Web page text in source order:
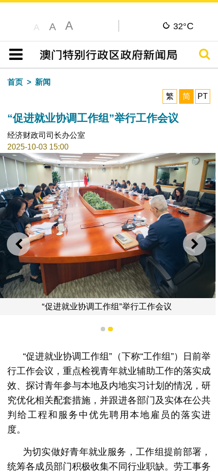
A A A 32°C
目录
搜寻
首页
新闻
繁
简 PT
“促进就业协调工作组”举行工作会议
经济财政司司长办公室
2025-10-03 15:00
上一则 下一
“促进就业协调工作组”举行工作会议
1 2
“促进就业协调工作组”（下称“工作组”）日前举
行工作会议，重点检视青年就业辅助工作的落实成
效、探讨青年参与本地及内地实习计划的情况，研
究优化相关配套措施，并跟进各部门及实体在公共
判给工程和服务中优先聘用本地雇员的落实进
度。
为切实做好青年就业服务，工作组提前部署，
统筹各成员部门积极收集不同行业职缺。劳工事务